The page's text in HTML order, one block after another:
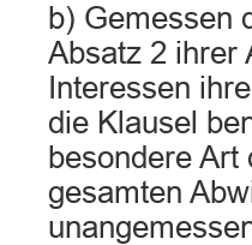
b) Gemessen
Absatz 2 ihrer
Interessen
die Klausel
besondere
gesamten